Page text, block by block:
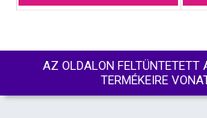
AZ OLDALON FELTÜNTETETT
TERMÉKEIRE